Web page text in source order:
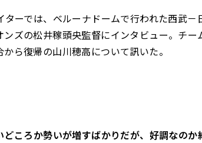
ーでは、ベルーナドームで行われた西武－
ズの松井稼頭央監督にインタビュー。チー
ら復帰の山川穂高について訊いた。
どころか勢いが増すばかりだが、好調なの